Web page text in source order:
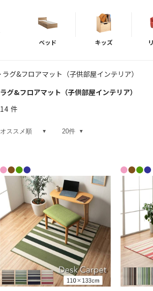
ベッド キッズ
ラグ&フロアマット（子供部屋インテリア）
ラグ&フロアマット（子供部屋インテリア）
14 件